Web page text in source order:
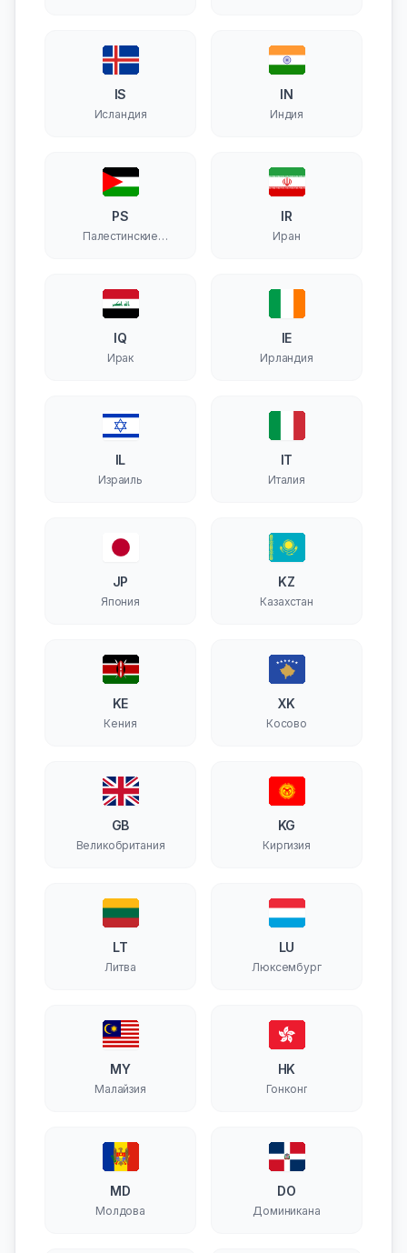
IS
Исландия
IN
Индия
PS
Палестинские
IR
Иран
IQ
Ирак
IE
Ирландия
IL
Израиль
IT
Италия
JP
Япония
KZ
Казахстан
KE
Кения
XK
Косово
GB
Великобритания
KG
Киргизия
LT
Литва
LU
Люксембург
MY
Малайзия
HK
Гонконг
MD
Молдова
DO
Доминикана